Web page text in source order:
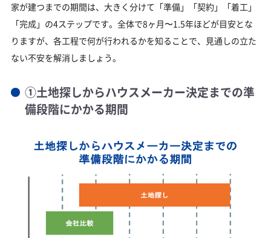
家が建つまでの期間は、大きく分けて「準備」「契約」「着工」
「完成」の4ステップです。全体で8ヶ月〜1.5年ほどが目安とな
りますが、各工程で何が行われるかを知ることで、見通しの立た
ない不安を解消しましょう。
①土地探しからハウスメーカー決定までの準
備段階にかかる期間